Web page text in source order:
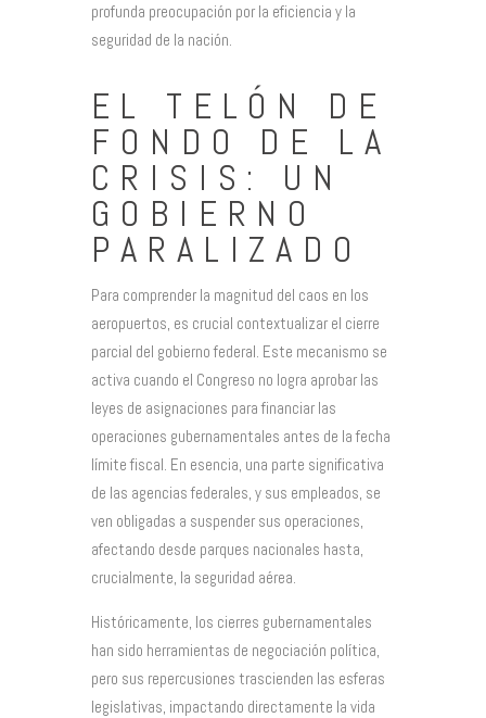
profunda preocupación por la eficiencia y la
seguridad de la nación.
EL TELÓN DE
FONDO DE LA
CRISIS: UN
GOBIERNO
PARALIZADO
Para comprender la magnitud del caos en los
aeropuertos, es crucial contextualizar el cierre
parcial del gobierno federal. Este mecanismo se
activa cuando el Congreso no logra aprobar las
leyes de asignaciones para financiar las
operaciones gubernamentales antes de la fecha
límite fiscal. En esencia, una parte significativa
de las agencias federales, y sus empleados, se
ven obligadas a suspender sus operaciones,
afectando desde parques nacionales hasta,
crucialmente, la seguridad aérea.
Históricamente, los cierres gubernamentales
han sido herramientas de negociación política,
pero sus repercusiones trascienden las esferas
legislativas, impactando directamente la vida